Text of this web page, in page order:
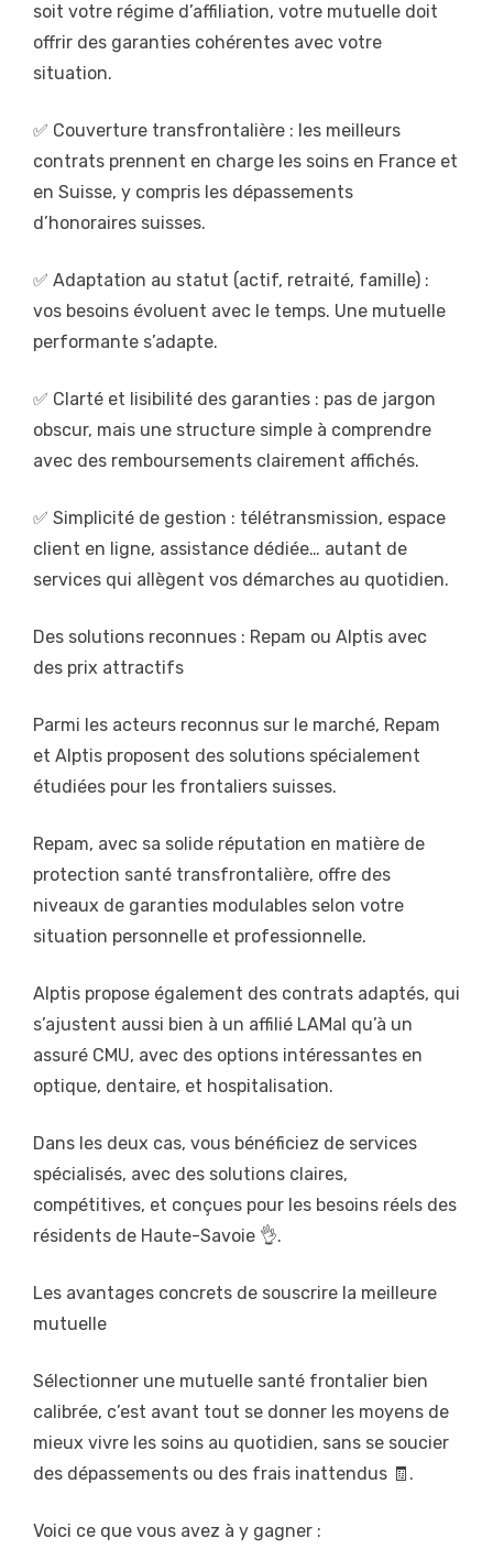
soit votre régime d’affiliation, votre mutuelle doit
offrir des garanties cohérentes avec votre
situation.
✅ Couverture transfrontalière : les meilleurs
contrats prennent en charge les soins en France et
en Suisse, y compris les dépassements
d’honoraires suisses.
✅ Adaptation au statut (actif, retraité, famille) :
vos besoins évoluent avec le temps. Une mutuelle
performante s’adapte.
✅ Clarté et lisibilité des garanties : pas de jargon
obscur, mais une structure simple à comprendre
avec des remboursements clairement affichés.
✅ Simplicité de gestion : télétransmission, espace
client en ligne, assistance dédiée… autant de
services qui allègent vos démarches au quotidien.
Des solutions reconnues : Repam ou Alptis avec
des prix attractifs
Parmi les acteurs reconnus sur le marché, Repam
et Alptis proposent des solutions spécialement
étudiées pour les frontaliers suisses.
Repam, avec sa solide réputation en matière de
protection santé transfrontalière, offre des
niveaux de garanties modulables selon votre
situation personnelle et professionnelle.
Alptis propose également des contrats adaptés, qui
s’ajustent aussi bien à un affilié LAMal qu’à un
assuré CMU, avec des options intéressantes en
optique, dentaire, et hospitalisation.
Dans les deux cas, vous bénéficiez de services
spécialisés, avec des solutions claires,
compétitives, et conçues pour les besoins réels des
résidents de Haute-Savoie 👌.
Les avantages concrets de souscrire la meilleure
mutuelle
Sélectionner une mutuelle santé frontalier bien
calibrée, c’est avant tout se donner les moyens de
mieux vivre les soins au quotidien, sans se soucier
des dépassements ou des frais inattendus 🧾.
Voici ce que vous avez à y gagner :